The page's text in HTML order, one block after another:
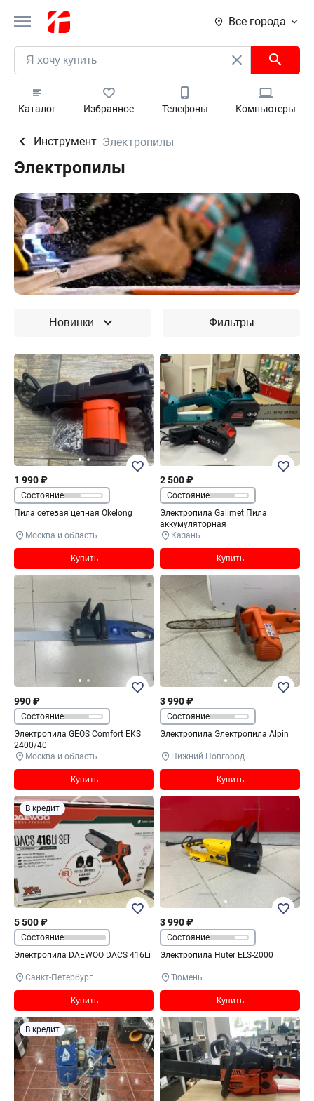
Все города
Каталог Избранное Телефоны Компьютеры
Инструмент Электропилы
Электропилы
Новинки Фильтры
1 990 ₽
Состояние
Пила сетевая цепная Okelong
Москва и область
Купить
2 500 ₽
Состояние
Электропила Galimet Пила
аккумуляторная
Казань
Купить
990 ₽
Состояние
Электропила GEOS Comfort EKS
2400/40
Москва и область
Купить
3 990 ₽
Состояние
Электропила Электропила Alpin
Нижний Новгород
Купить
В кредит
5 500 ₽
Состояние
Электропила DAEWOO DACS 416Li
Санкт-Петербург
Купить
3 990 ₽
Состояние
Электропила Huter ELS-2000
Тюмень
Купить
В кредит